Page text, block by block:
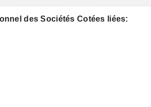
des Sociétés Cotées liées: